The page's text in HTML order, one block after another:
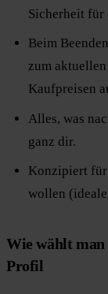
Sicherheit für
Beim
zum
Kaufpreisen
Alles, was
ganz dir.
Konzipiert
wollen
Wie wählt man
Profil